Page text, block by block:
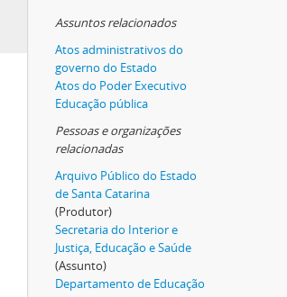
Assuntos relacionados
Atos administrativos do
governo do Estado
Atos do Poder Executivo
Educação pública
Pessoas e organizações
relacionadas
Arquivo Público do Estado
de Santa Catarina
(Produtor)
Secretaria do Interior e
Justiça, Educação e Saúde
(Assunto)
Departamento de Educação